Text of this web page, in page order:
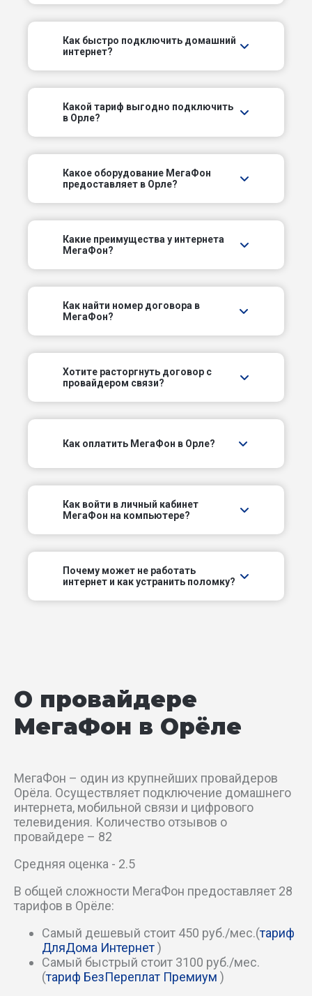
Волжский пер
Воскресенский пер
Гаражный пер
Глинистый пер
Гористый пер
Городковый пер
Городской пер
Грибной пер
Загородный пер
Заливной пер
Западный пер
Игрушечный пер
Канатный пер
Карачевский пер
Карачевское шоссе
Каштановый пер
Кинопрокатный пер
Кировский пер
Кирпичный проезд
Ключевой пер
Ковыльный пер
Как быстро подключить домашний
интернет?
Какой тариф выгодно подключить
в Орле?
Какое оборудование МегаФон
предоставляет в Орле?
Какие преимущества у интернета
МегаФон?
Как найти номер договора в
МегаФон?
Хотите расторгнуть договор с
провайдером связи?
Как оплатить МегаФон в Орле?
Как войти в личный кабинет
МегаФон на компьютере?
Почему может не работать
интернет и как устранить поломку?
О провайдере
МегаФон в Орёле
МегаФон – один из крупнейших провайдеров
Орёла. Осуществляет подключение домашнего
интернета, мобильной связи и цифрового
телевидения. Количество отзывов о
провайдере – 82
Средняя оценка - 2.5
В общей сложности МегаФон предоставляет 28
тарифов в Орёле:
Самый дешевый стоит 450 руб./мес.(тариф
ДляДома Интернет)
Самый быстрый стоит 3100 руб./мес.
(тариф БезПереплат Премиум )